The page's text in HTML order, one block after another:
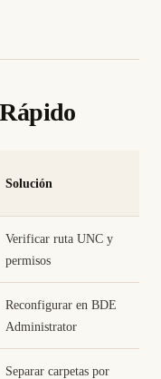
Solución
Verificar ruta UNC y
permisos
Reconfigurar en BDE
Administrator
Separar carpetas por